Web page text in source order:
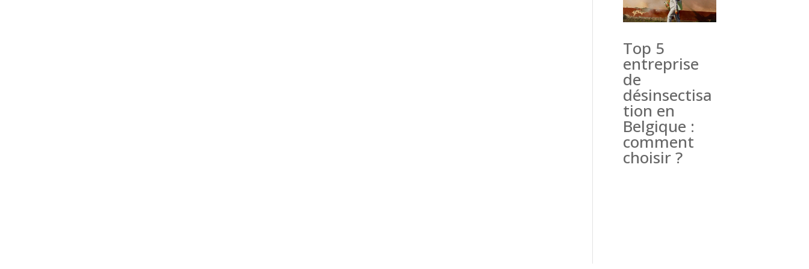
Top 5
entreprise
de
désinsectisa
tion en
Belgique :
comment
choisir ?